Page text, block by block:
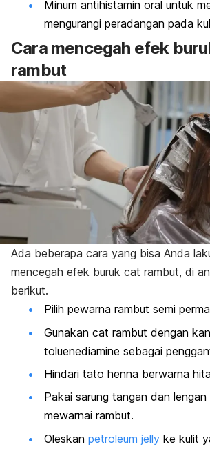
Minum antihistamin oral untuk
mengurangi peradangan pada
Cara mencegah efek
rambut
Ada beberapa cara yang bisa Anda
mencegah efek buruk cat rambut, di
berikut.
Pilih pewarna rambut semi
Gunakan cat rambut dengan
toluenediamine sebagai
Hindari tato henna berwarna
Pakai sarung tangan dan
mewarnai rambut.
Oleskan petroleum jelly ke kulit